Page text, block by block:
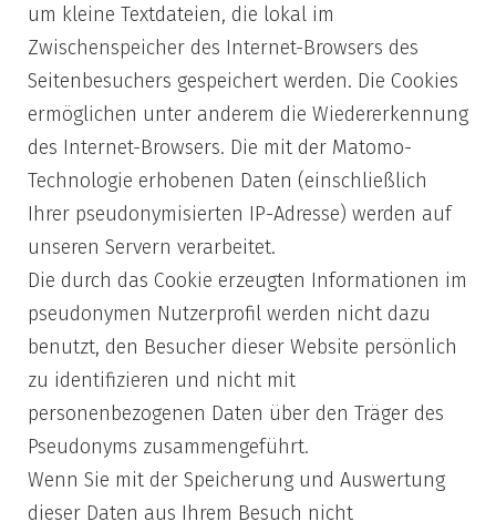
um kleine Textdateien, die lokal im
Zwischenspeicher des Internet-Browsers des
Seitenbesuchers gespeichert werden. Die Cookies
ermöglichen unter anderem die Wiedererkennung
des Internet-Browsers. Die mit der Matomo-
Technologie erhobenen Daten (einschließlich
Ihrer pseudonymisierten IP-Adresse) werden auf
unseren Servern verarbeitet.
Die durch das Cookie erzeugten Informationen im
pseudonymen Nutzerprofil werden nicht dazu
benutzt, den Besucher dieser Website persönlich
zu identifizieren und nicht mit
personenbezogenen Daten über den Träger des
Pseudonyms zusammengeführt.
Wenn Sie mit der Speicherung und Auswertung
dieser Daten aus Ihrem Besuch nicht